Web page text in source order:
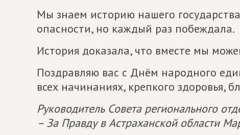
Мы знаем историю нашего
опасности, но каждый раз побеждала.
История доказала, что вместе мы
Поздравляю вас с Днём народного
всех начинаниях, крепкого здоровья,
Руководитель Совета регионального
– За Правду в Астраханской области